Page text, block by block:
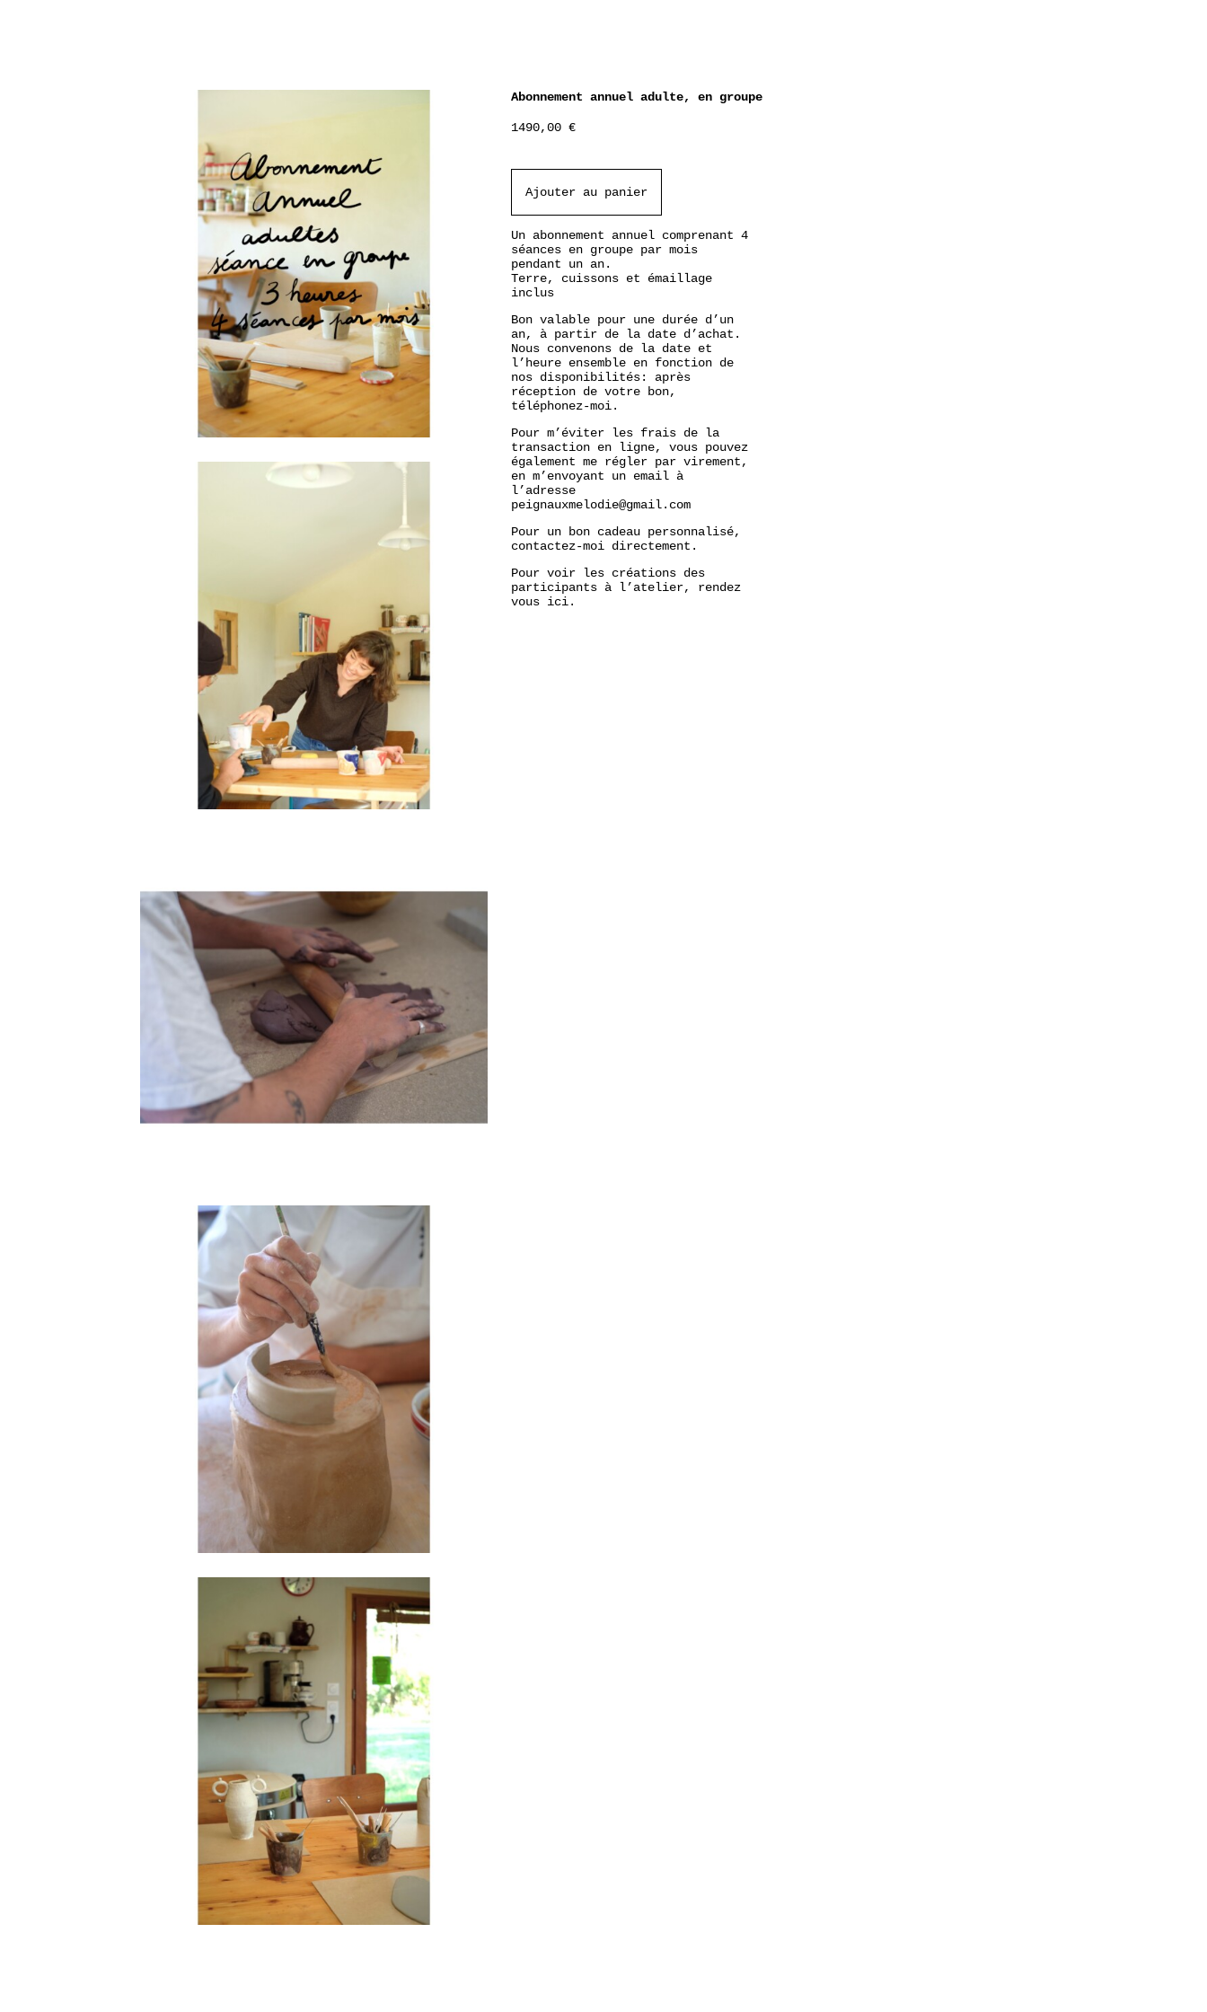
Abonnement annuel adulte, en groupe
1490,00 €
Ajouter au panier
Un abonnement annuel comprenant 4
séances en groupe par mois
pendant un an.
Terre, cuissons et émaillage
inclus
Bon valable pour une durée d’un
an, à partir de la date d’achat.
Nous convenons de la date et
l’heure ensemble en fonction de
nos disponibilités: après
réception de votre bon,
téléphonez-moi.
Pour m’éviter les frais de la
transaction en ligne, vous pouvez
également me régler par virement,
en m’envoyant un email à
l’adresse
peignauxmelodie@gmail.com
Pour un bon cadeau personnalisé,
contactez-moi directement.
Pour voir les créations des
participants à l’atelier, rendez
vous ici.